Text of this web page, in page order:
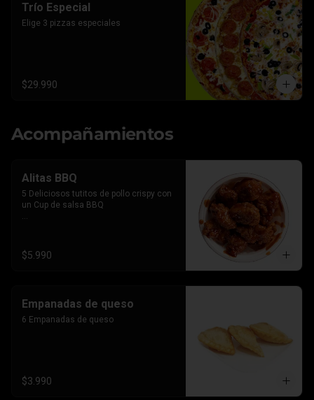
Trío Especial
Elige 3 pizzas especiales
$29.990
Acompañamientos
Alitas BBQ
5 Deliciosos tutitos de pollo crispy con
un Cup de salsa BBQ
agregues el BBQ que gustes
$5.990
Empanadas de queso
6 Empanadas de queso
$3.990